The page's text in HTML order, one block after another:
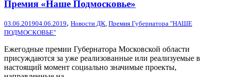
Премия «Наше Подмосковье»
03.06.201904.06.2019, Новости ДК, Премия Губернатора "НАШЕ
ПОДМОСКОВЬЕ"
Ежегодные премии Губернатора Московской области
присуждаются за уже реализованные или реализуемые в
настоящий момент социально значимые проекты,